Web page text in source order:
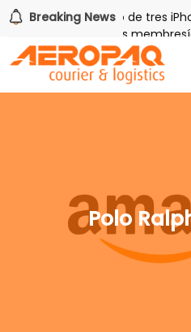
Breaking News
Gana uno de tres
tres meses nuevas membresías
Polo